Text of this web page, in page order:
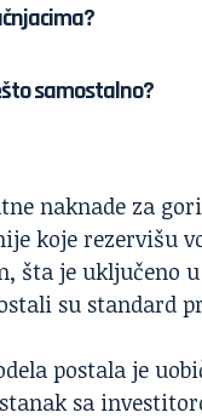
samostalno?
naknade za
koje rezervišu
šta je uključeno
su standard
postala je
sa